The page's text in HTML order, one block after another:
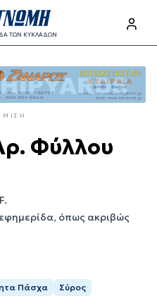
ΤΩΝ ΚΥΚΛΑΔΩΝ
Φύλλου
όπως ακριβώς
Πάσχα
Σύρος